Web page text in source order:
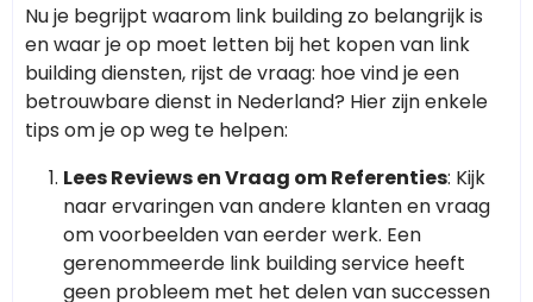
Nu je begrijpt waarom link building zo belangrijk is
en waar je op moet letten bij het kopen van link
building diensten, rijst de vraag: hoe vind je een
betrouwbare dienst in Nederland? Hier zijn enkele
tips om je op weg te helpen:
Lees Reviews en Vraag om Referenties: Kijk
naar ervaringen van andere klanten en vraag
om voorbeelden van eerder werk. Een
gerenommeerde link building service heeft
geen probleem met het delen van successen